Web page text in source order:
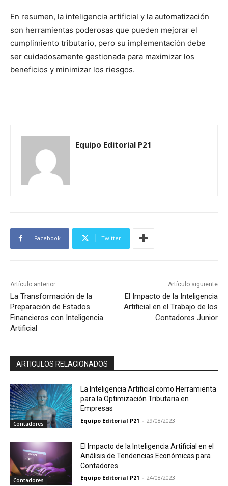
En resumen, la inteligencia artificial y la automatización
son herramientas poderosas que pueden mejorar el
cumplimiento tributario, pero su implementación debe
ser cuidadosamente gestionada para maximizar los
beneficios y minimizar los riesgos.
Equipo Editorial P21
Facebook Twitter
Artículo anterior
La Transformación de la
Preparación de Estados
Financieros con Inteligencia
Artificial
Artículo siguiente
El Impacto de la Inteligencia
Artificial en el Trabajo de los
Contadores Junior
ARTICULOS RELACIONADOS
Contadores
La Inteligencia Artificial como Herramienta
para la Optimización Tributaria en
Empresas
Equipo Editorial P21 - 29/08/2023
Contadores
El Impacto de la Inteligencia Artificial en el
Análisis de Tendencias Económicas para
Contadores
Equipo Editorial P21 - 24/08/2023